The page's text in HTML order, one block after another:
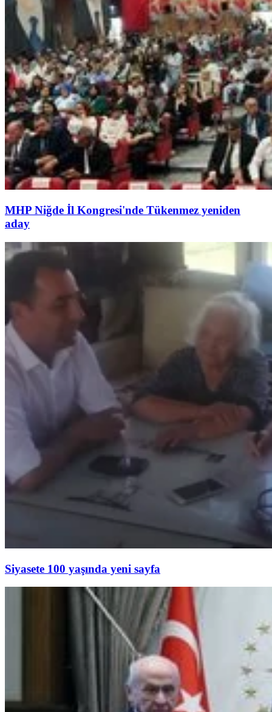
MHP Niğde İl Kongresi'nde Tükenmez yeniden
aday
Siyasete 100 yaşında yeni sayfa